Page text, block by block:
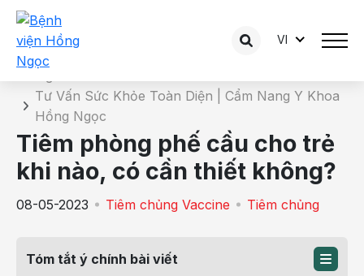
VI
Chi tiết bài tư vấn
Tư Vấn Sức Khỏe Toàn Diện | Cẩm Nang Y Khoa
Hồng Ngọc
Tiêm phòng phế cầu cho trẻ
khi nào, có cần thiết không?
08-05-2023 Tiêm chủng Vaccine Tiêm chủng
Tóm tắt ý chính bài viết